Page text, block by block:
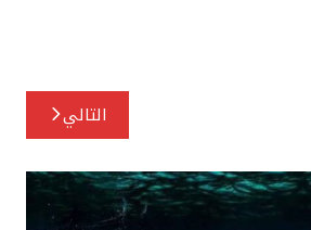
التالي